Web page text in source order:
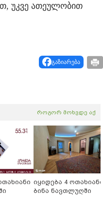
უკვე ათეულობით
გაზიარება
როგორ მოხვდე აქ
იყიდება 4 ოთახიანი
ბინა ნავთლუღში